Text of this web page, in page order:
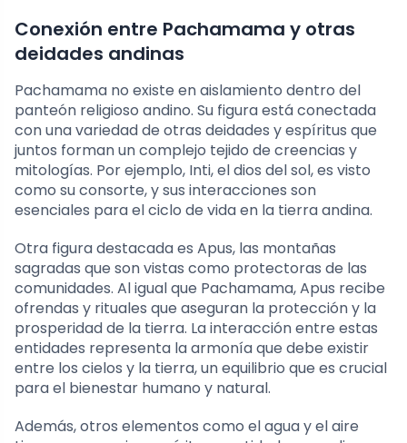
Conexión entre Pachamama y otras
deidades andinas
Pachamama no existe en aislamiento dentro del
panteón religioso andino. Su figura está conectada
con una variedad de otras deidades y espíritus que
juntos forman un complejo tejido de creencias y
mitologías. Por ejemplo, Inti, el dios del sol, es visto
como su consorte, y sus interacciones son
esenciales para el ciclo de vida en la tierra andina.
Otra figura destacada es Apus, las montañas
sagradas que son vistas como protectoras de las
comunidades. Al igual que Pachamama, Apus recibe
ofrendas y rituales que aseguran la protección y la
prosperidad de la tierra. La interacción entre estas
entidades representa la armonía que debe existir
entre los cielos y la tierra, un equilibrio que es crucial
para el bienestar humano y natural.
Además, otros elementos como el agua y el aire